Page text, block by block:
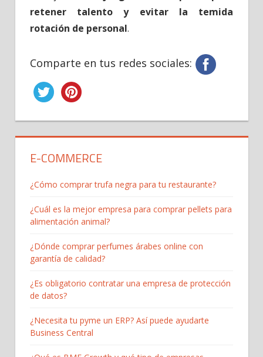
retener talento y evitar la temida
rotación de personal.
Comparte en tus redes sociales:
E-COMMERCE
¿Cómo comprar trufa negra para tu restaurante?
¿Cuál es la mejor empresa para comprar pellets para
alimentación animal?
¿Dónde comprar perfumes árabes online con
garantía de calidad?
¿Es obligatorio contratar una empresa de protección
de datos?
¿Necesita tu pyme un ERP? Así puede ayudarte
Business Central